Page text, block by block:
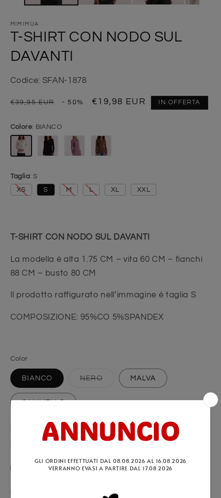
MIMIMUA
T-SHIRT CON NODO SUL
DAVANTI
Codice: SFAN-1878
Prezzo di listino
€39,95 EUR - 50% Prezzo scontato
€19,98 EUR IN OFFERTA
Colore BIANCO
Taglia S
XS S M L XL XXL
T-SHIRT CON NODO SUL DAVANTI
La modella è alta 1.75 CM – vita 60 CM – fianchi
88 CM – busto 80 CM
Il prodotto raffigurato nell’immagine è taglia S
COMPOSIZIONE: 95%CO 5%SPANDEX
Color
BIANCO NEROVariante esaurita o non
MALVA
CAMMELLO
Size
Variante esaurita o non disponibile
Variante esaurita o non
Variante esaurita o non
Quantità